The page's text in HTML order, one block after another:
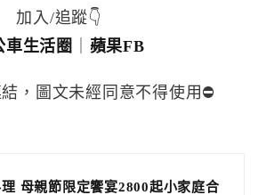
加入/追蹤👇
車生活圈
蘋果FB
，圖文未經同意不得使用⛔️
母親節限定饗宴2800起小家庭合